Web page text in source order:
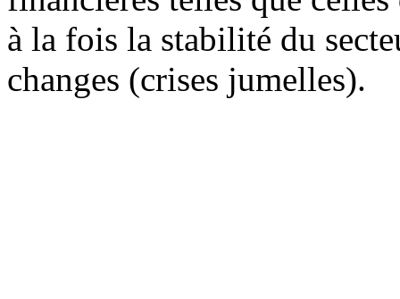
à la fois la stabilité du
changes (crises jumelles).